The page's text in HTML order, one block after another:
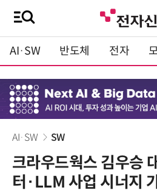
AI·SW 반도체 전자
AI·SW SW
크라우드웍스 김우승
터·LLM 사업 시너지